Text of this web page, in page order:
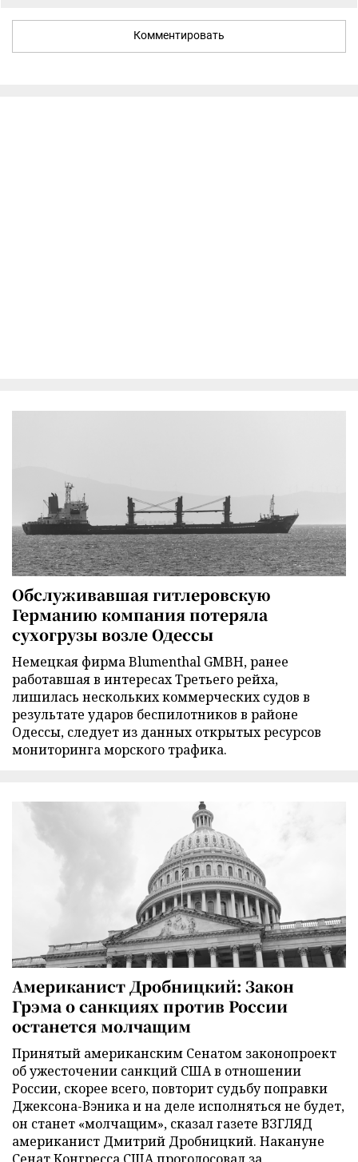
Комментировать
Обслуживавшая гитлеровскую
Германию компания потеряла
сухогрузы возле Одессы
Немецкая фирма Blumenthal GMBH, ранее
работавшая в интересах Третьего рейха,
лишилась нескольких коммерческих судов в
результате ударов беспилотников в районе
Одессы, следует из данных открытых ресурсов
мониторинга морского трафика.
Американист Дробницкий: Закон
Грэма о санкциях против России
останется молчащим
Принятый американским Сенатом законопроект
об ужесточении санкций США в отношении
России, скорее всего, повторит судьбу поправки
Джексона-Вэника и на деле исполняться не будет,
он станет «молчащим», сказал газете ВЗГЛЯД
американист Дмитрий Дробницкий. Накануне